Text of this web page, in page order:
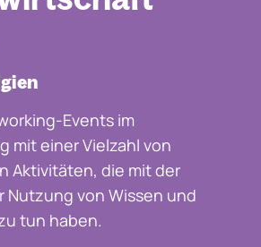
Events im
mit einer Vielzahl von
Aktivitäten, die mit der
Nutzung von Wissen und
tun haben.